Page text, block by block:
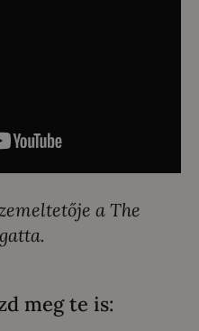
a The
meg te is: